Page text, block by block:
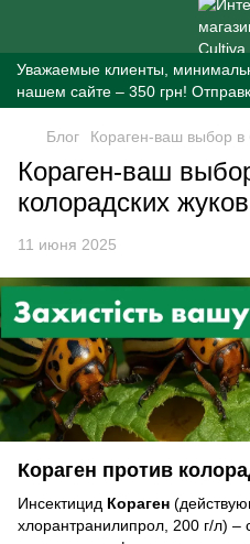
Уважаемые клиенты,
нашем сайте – 350 грн!
Блог Кораген-ваш выбор в
Кораген-ваш
колорадских жуков
11 июня 2025
Кораген против
Инсектицид Кораген
хлорантранилипрол, 200 г/л) –